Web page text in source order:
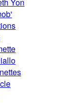
Yon